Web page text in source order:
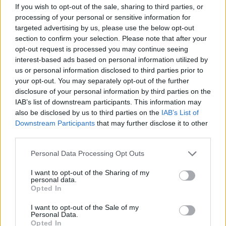
If you wish to opt-out of the sale, sharing to third parties, or
processing of your personal or sensitive information for
targeted advertising by us, please use the below opt-out
section to confirm your selection. Please note that after your
opt-out request is processed you may continue seeing
interest-based ads based on personal information utilized by
us or personal information disclosed to third parties prior to
your opt-out. You may separately opt-out of the further
disclosure of your personal information by third parties on the
IAB’s list of downstream participants. This information may
also be disclosed by us to third parties on the IAB’s List of
Downstream Participants that may further disclose it to other
Personal Data Processing Opt Outs
I want to opt-out of the Sharing of my
personal data.
Opted In
I want to opt-out of the Sale of my
Personal Data.
Opted In
Χρηματοδότηση 8 εκατ. ευρώ
σε 843 μέσα ενημέρωσης-
Ξεκίνησε το πενταετές
πρόγραμμα ενίσχυσης του
Τύπου
Media: Με ενίσχυση 8 εκατ.
ευρώ σε 451 επιχειρήσεις
ξεκίνησε το πρόγραμμα
στήριξης- Κάλυψη εισφορών
ΕΔΟΕΑΠ
IAB Hellas: Νέα Διοικούσα Επιτροπή και νέο Διοικητικό Συμβούλιο -
Πρόεδρος ο Γαληνός Γιαγλής
την κορυφή της
αποδοτικότητας
Η Chery επενδύει 75 εκατ.
δολάρια στην KG Mobility
Το FIAT 500 Hybrid τώρα από 18.990 ευρώ